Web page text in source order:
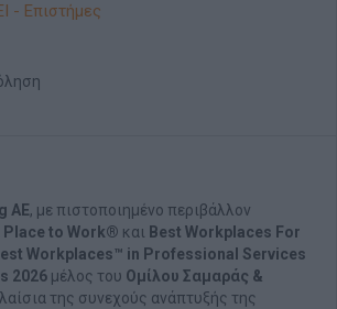
- Επιστήμες
ΑΕ, με πιστοποιημένο περιβάλλον
Place to Work® και Best Workplaces For
Workplaces™ in Professional Services
2026 μέλος του Ομίλου Σαμαράς &
της συνεχούς ανάπτυξής της